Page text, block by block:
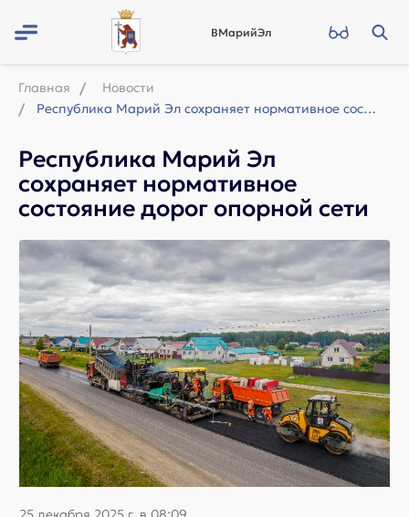
ВМарийЭл
Главная
Новости
Республика Марий Эл сохраняет нормативное состояние дорог опорной сети
Республика Марий Эл
сохраняет нормативное
состояние дорог опорной сети